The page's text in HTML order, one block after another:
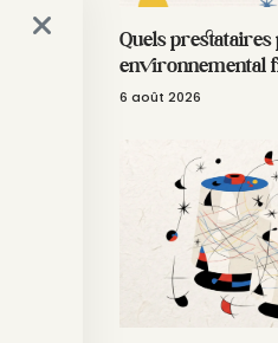
Quels
environnemental
6 août 2026